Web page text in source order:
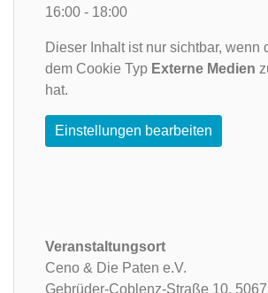
16:00 - 18:00
Dieser Inhalt ist nur sichtbar, wenn
dem Cookie Typ Externe Medien
hat.
Einstellungen bearbeiten
Veranstaltungsort
Ceno & Die Paten e.V.
Gebrüder-Coblenz-Straße 10,